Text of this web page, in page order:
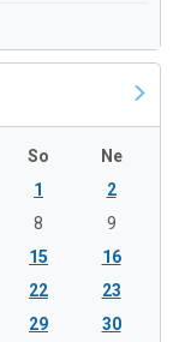
So
Ne
1
2
8
9
15
16
22
23
29
30